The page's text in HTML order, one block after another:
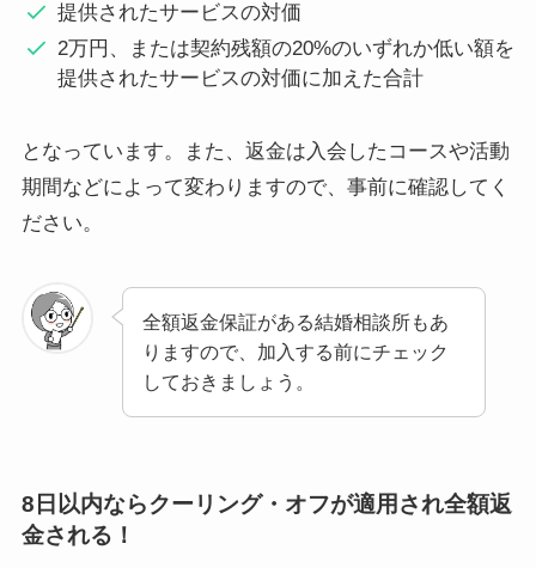
提供されたサービスの対価
2万円、または契約残額の20%のいずれか低い額を
提供されたサービスの対価に加えた合計
となっています。また、返金は入会したコースや活動
期間などによって変わりますので、事前に確認してく
ださい。
全額返金保証がある結婚相談所もあ
りますので、加入する前にチェック
しておきましょう。
8日以内ならクーリング・オフが適用され全額返
金される！